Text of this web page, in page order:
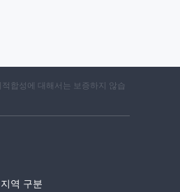
합성에 대해서는 보증하지 않습
지역 구분